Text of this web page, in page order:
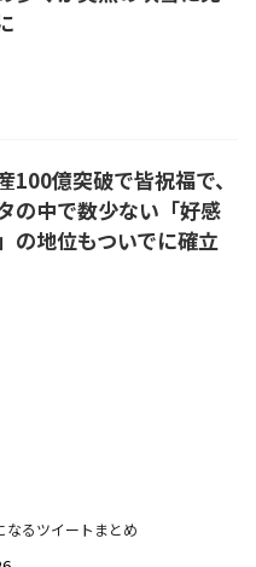
100億突破で皆祝福で、
の中で数少ない「好感
の地位もついでに確立
なるツイートまとめ